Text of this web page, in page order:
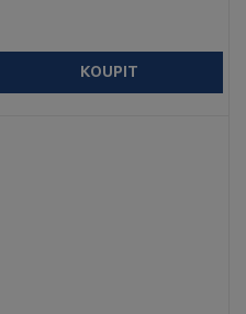
KOUPIT